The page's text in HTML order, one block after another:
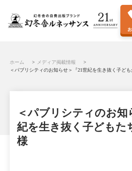
ホーム
メディア掲載情報
＜パブリシティのお知らせ＞『21世紀を生き抜く子ど
＜パブリシティのお知
紀を生き抜く子どもた
様